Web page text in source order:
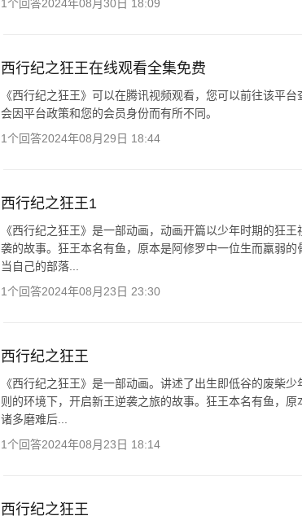
1个回答2024年08月30日 18:09
西行纪之狂王在线观看全集免费
《西行纪之狂王》可以在腾讯视频观看，您可以前往该平
会因平台政策和您的会员身份而有所不同。
1个回答2024年08月29日 18:44
西行纪之狂王1
《西行纪之狂王》是一部动画，动画开篇以少年时期的狂
袭的故事。狂王本名有鱼，原本是阿修罗中一位生而羸弱
当自己的部落...
1个回答2024年08月23日 23:30
西行纪之狂王
《西行纪之狂王》是一部动画。讲述了出生即低谷的废柴
则的环境下，开启新王逆袭之旅的故事。狂王本名有鱼，
诸多磨难后...
1个回答2024年08月23日 18:14
西行纪之狂王